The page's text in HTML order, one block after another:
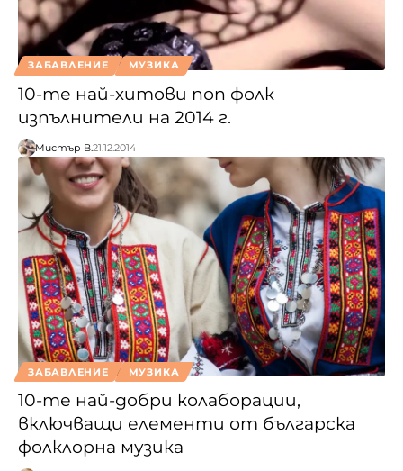
ЗАБАВЛЕНИЕ МУЗИКА
10-те най-хитови поп фолк
изпълнители на 2014 г.
Мистър В.21.12.2014
ЗАБАВЛЕНИЕ МУЗИКА
10-те най-добри колаборации,
включващи елементи от българска
фолклорна музика